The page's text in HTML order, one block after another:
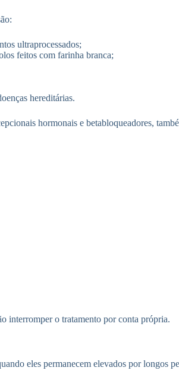
ultraprocessados;
feitos com farinha branca;
hereditárias.
hormonais e betabloqueadores,
interromper o tratamento por conta própria.
eles permanecem elevados por longos